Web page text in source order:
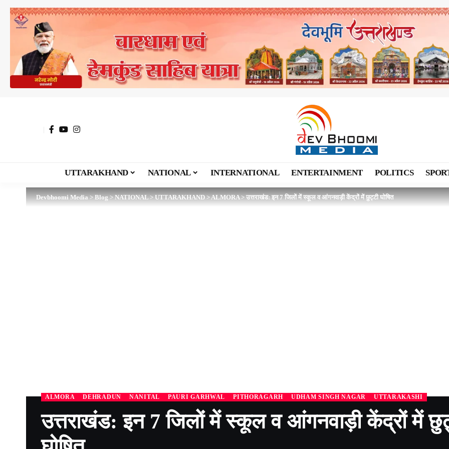
UTTARAKHAND NATIONAL INTERNATIONAL ENTERTAINMENT POLITICS
Devbhoomi Media>Blog>NATIONAL>UTTARAKHAND>ALMORA>उत्तराखंड: इन 7 जिलों में स्कूल व आंगनवाड़ी केंद्रों में छुट्टी घोषित
ALMORA DEHRADUN NANITAL PAURI GARHWAL PITHORAGARH UDHAM SINGH NAGAR UTTARAKASHI
उत्तराखंड: इन 7 जिलों में स्कूल व आंगनवाड़ी केंद्रों में